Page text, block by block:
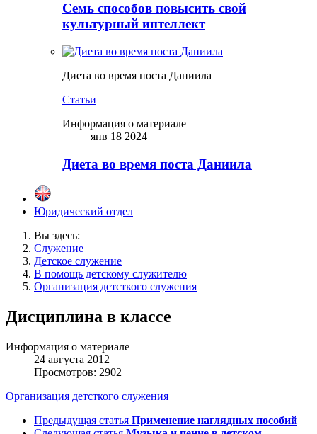
Семь способов повысить свой
культурный интеллект
Диета во время поста Даниила
Статьи
Информация о материале
янв 18 2024
Диета во время поста Даниила
Юридический отдел
Вы здесь:
Служение
Детское служение
В помощь детскому служителю
Организация детсткого служения
Дисциплина в классе
Информация о материале
24 августа 2012
Просмотров: 2902
Организация детсткого служения
Предыдущая статья Применение наглядных пособий